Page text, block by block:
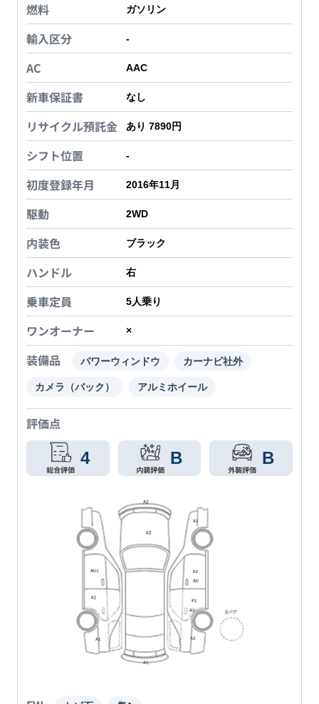
燃料 ガソリン
輸入区分 -
AC AAC
新車保証書 なし
リサイクル預託金 あり 7890円
シフト位置 -
初度登録年月 2016年11月
駆動 2WD
内装色 ブラック
ハンドル 右
乗車定員 5人乗り
ワンオーナー ×
装備品 パワーウィンドウ カーナビ社外
カメラ（バック） アルミホイール
評価点
4 B B